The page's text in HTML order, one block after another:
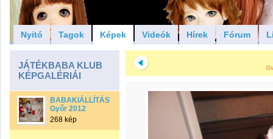
Nyitó Tagok Képek Videók Hírek Fórum
JÁTÉKBABA KLUB
KÉPGALÉRIÁI
BABAKIÁLLÍTÁS
Győr 2012
268 kép